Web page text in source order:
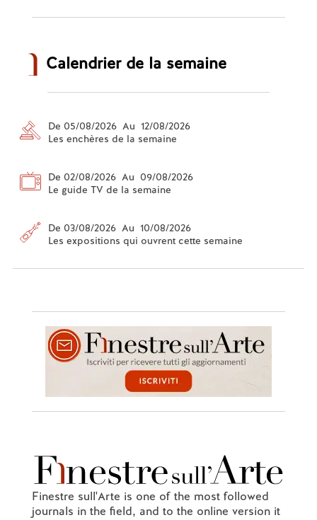
Calendrier de la semaine
De 05/08/2026 Au 12/08/2026
Les enchères de la semaine
De 02/08/2026 Au 09/08/2026
Le guide TV de la semaine
De 03/08/2026 Au 10/08/2026
Les expositions qui ouvrent cette semaine
Finestre sull'Arte is one of the most followed
journals in the field, and to the online version it